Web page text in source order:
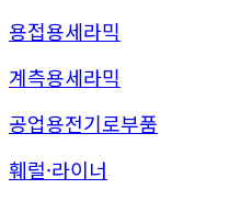
용접용세라믹
계측용세라믹
공업용전기로부품
훼럴·라이너